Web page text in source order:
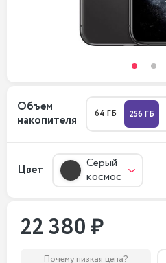
Объем
накопителя
64 ГБ 256 ГБ
Цвет
Серый
космос
22 380 ₽
Почему низкая цена?